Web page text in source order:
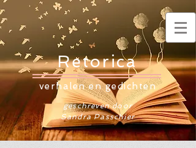
Retorica
verhalen en gedichten
geschreven door
Sandra Passchier